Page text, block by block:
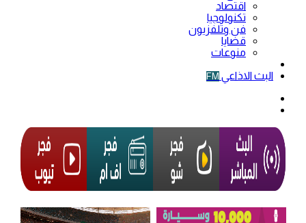
اقتصاد
تكنولوجيا
فن وتلفزيون
قضايا
منوعات
البث الاذاعي FM